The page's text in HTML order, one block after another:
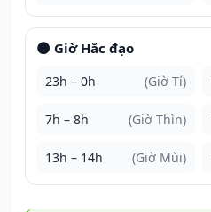
🌑 Giờ Hắc đạo
23h – 0h (Giờ Tí)
7h – 8h (Giờ Thìn)
13h – 14h (Giờ Mùi)